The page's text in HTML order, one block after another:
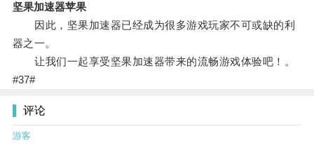
坚果加速器苹果
因此，坚果加速器已经成为很多游戏玩家不可或缺的利
器之一。
让我们一起享受坚果加速器带来的流畅游戏体验吧！。
#37#
评论
游客